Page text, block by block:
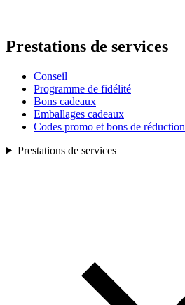
Prestations de services
Conseil
Programme de fidélité
Bons cadeaux
Emballages cadeaux
Codes promo et bons de réduction
Prestations de services